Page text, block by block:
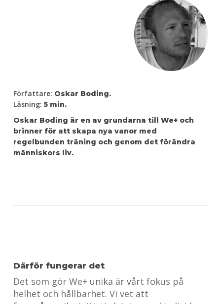
Författare: Oskar Boding.
Läsning: 5 min.
Oskar Boding är en av grundarna till We+ och
brinner för att skapa nya vanor med
regelbunden träning och genom det förändra
människors liv.
Därför fungerar det
Det som gör We+ unika är vårt fokus på
helhet och hållbarhet. Vi vet att